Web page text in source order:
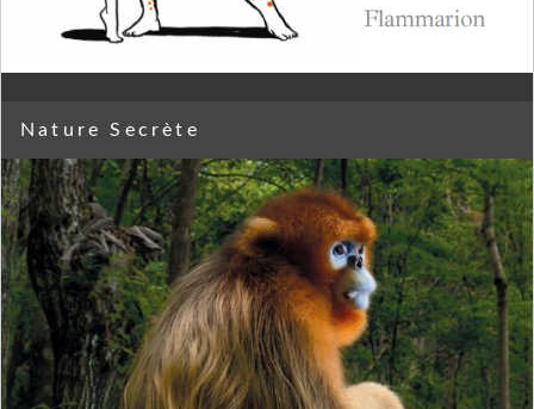
Nature Secrète